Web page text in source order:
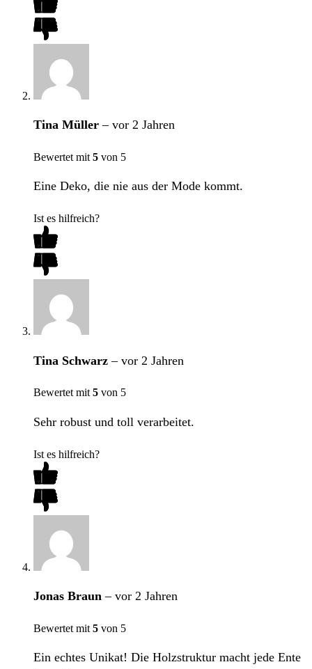
Tina Müller– vor 2 Jahren
Bewertet mit 5 von 5
Eine Deko, die nie aus der Mode kommt.
Ist es hilfreich?
Tina Schwarz– vor 2 Jahren
Bewertet mit5 von 5
Sehr robust und toll verarbeitet.
Ist es hilfreich?
Jonas Braun– vor 2 Jahren
Bewertet mit 5 von 5
Ein echtes Unikat! Die Holzstruktur macht jede Ente